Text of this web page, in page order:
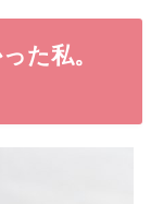
た私。